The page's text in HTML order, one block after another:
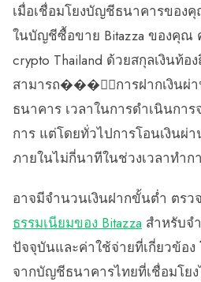
เมื่อเชื่อมโยงบัญชีธนาคารของ
ในบัญชีซื้อขาย Bitazza ของคุณ
crypto Thailand ด้วยสกุลเงินท้
สามารถ���ำการฝากเงินผ่า
ธนาคาร เวลาในการดำเนินกา
การ แต่โดยทั่วไปการโอนเงินผ่
ภายในไม่กี่นาทีในช่วงเวลาทำก
อาจมีจำนวนเงินฝากขั้นต่ำ ตรว
ธรรมเนียมของ Bitazza สำหรับจ
ปัจจุบันและค่าใช้จ่ายที่เกี่ยวข้อง
จากบัญชีธนาคารไทยที่เชื่อมโยง